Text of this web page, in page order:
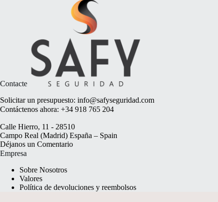
Contacte
Solicitar un presupuesto: info@safyseguridad.com
Contáctenos ahora: +34 918 765 204
Calle Hierro, 11 - 28510
Campo Real (Madrid) España – Spain
Déjanos un Comentario
Empresa
Sobre Nosotros
Valores
Política de devoluciones y reembolsos